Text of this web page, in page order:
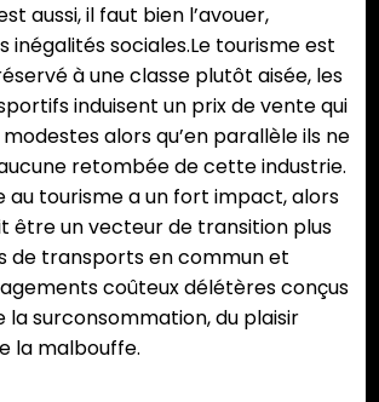
aussi, il faut bien l’avouer,
inégalités sociales.Le tourisme est
à une classe plutôt aisée, les
induisent un prix de vente qui
alors qu’en parallèle ils ne
retombée de cette industrie.
au tourisme a un fort impact, alors
être un vecteur de transition plus
de transports en commun et
coûteux délétères conçus
la surconsommation, du plaisir
la malbouffe.